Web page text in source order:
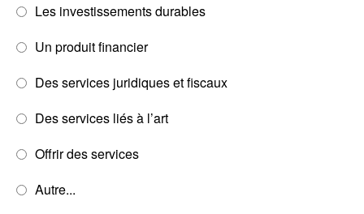
Les investissements durables
Un produit financier
Des services juridiques et fiscaux
Des services liés à l’art
Offrir des services
Autre...